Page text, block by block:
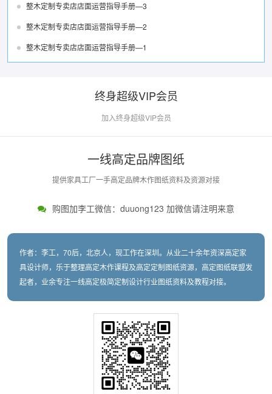
整木定制专卖店店面运营指导手册—3
整木定制专卖店店面运营指导手册—2
整木定制专卖店店面运营指导手册—1
终身超级VIP会员
加入终身超级VIP会员
一线高定品牌图纸
提供家具工厂一手高定品牌木作图纸资料及资源对接
购图加李工微信：duuong123 加微信请注明来意
作者：李工，70后，北京人，现工作在深圳。从业二十余年资深高定家
具设计师，乐于整理高定木作课程及高定定制图纸资源，高定图纸联盟发
起者，业余专注一线高定极简定制设计行业图纸资料及教程对接。